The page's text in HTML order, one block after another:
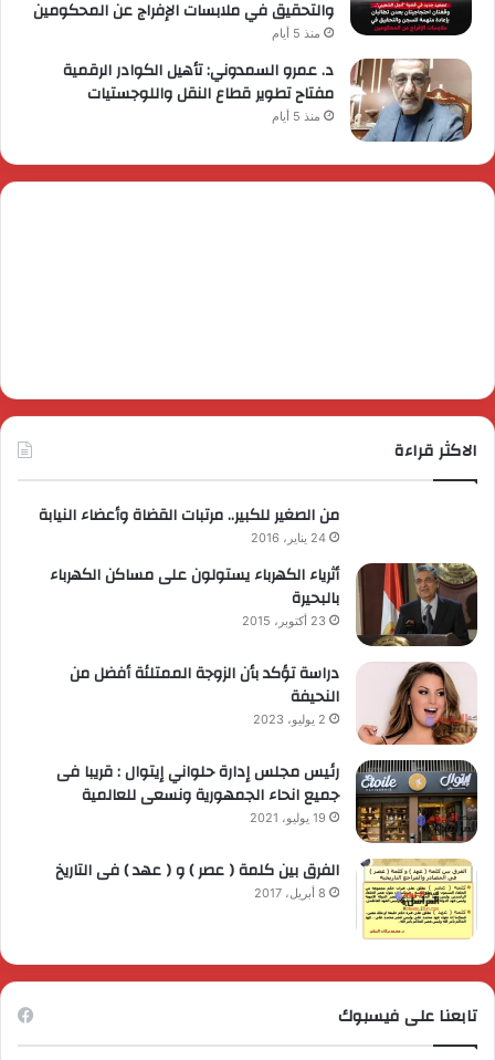
والتحقيق في ملابسات الإفراج عن المحكومين
منذ 5 أيام
د. عمرو السمدوني: تأهيل الكوادر الرقمية
مفتاح تطوير قطاع النقل واللوجستيات
منذ 5 أيام
الاكثر قراءة
من الصغير للكبير.. مرتبات القضاة وأعضاء النيابة
24 يناير، 2016
أثرياء الكهرباء يستولون على مساكن الكهرباء
بالبحيرة
23 أكتوبر، 2015
دراسة تؤكد بأن الزوجة الممتلئة أفضل من
النحيفة
2 يوليو، 2023
رئيس مجلس إدارة حلواني إيتوال : قريبا فى
جميع انحاء الجمهورية ونسعى للعالمية
19 يوليو، 2021
الفرق بين كلمة ( عصر ) و ( عهد ) فى التاريخ
8 أبريل، 2017
تابعنا على فيسبوك